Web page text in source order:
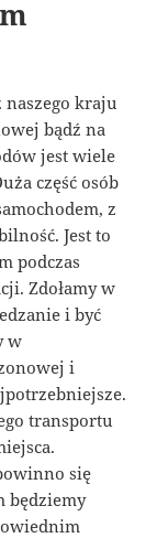
naszego kraju
bądź na
jest wiele
część osób
z
Jest to
podczas
Zdołamy w
i być
w
i
transportu
się
będziemy